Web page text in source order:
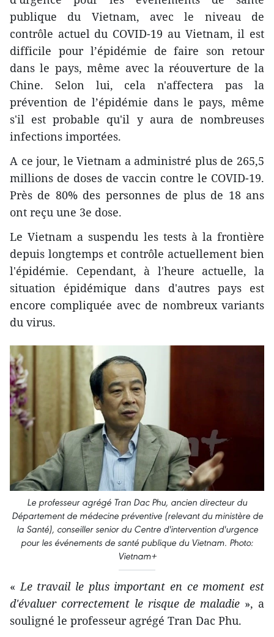
publique du Vietnam, avec le niveau de
contrôle actuel du COVID-19 au Vietnam, il est
difficile pour l’épidémie de faire son retour
dans le pays, même avec la réouverture de la
Chine. Selon lui, cela n'affectera pas la
prévention de l’épidémie dans le pays, même
s'il est probable qu'il y aura de nombreuses
infections importées.
A ce jour, le Vietnam a administré plus de 265,5
millions de doses de vaccin contre le COVID-19.
Près de 80% des personnes de plus de 18 ans
ont reçu une 3e dose.
Le Vietnam a suspendu les tests à la frontière
depuis longtemps et contrôle actuellement bien
l'épidémie. Cependant, à l'heure actuelle, la
situation épidémique dans d'autres pays est
encore compliquée avec de nombreux variants
du virus.
Le professeur agrégé Tran Dac Phu, ancien directeur du
Département de médecine préventive (relevant du ministère de
la Santé), conseiller senior du Centre d'intervention d'urgence
pour les événements de santé publique du Vietnam. Photo:
Vietnam+
«Le travail le plus important en ce moment est
d'évaluer correctement le risque de maladie », a
souligné le professeur agrégé Tran Dac Phu.